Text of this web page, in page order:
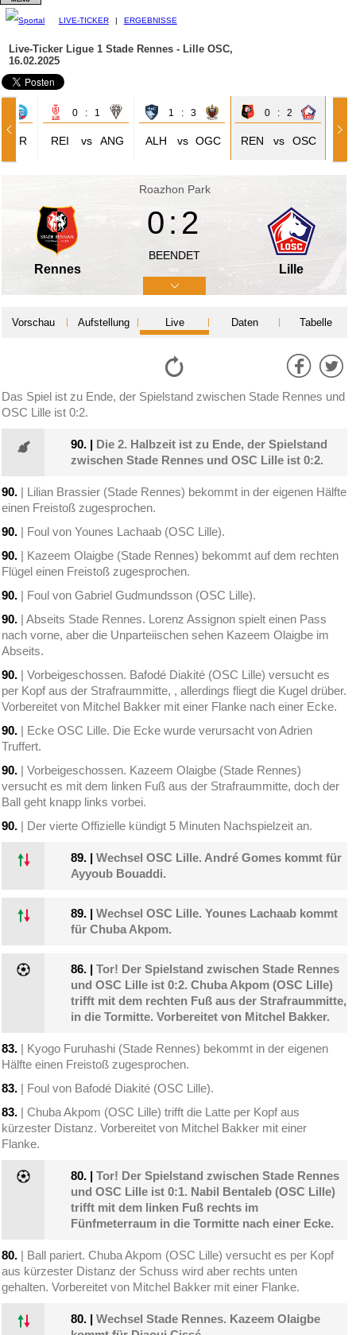
LIVE-TICKER | ERGEBNISSE
Live-Ticker Ligue 1 Stade Rennes - Lille OSC,
16.02.2025
STR
0 : 1
REI vs ANG
1 : 3
ALH vs OGC
0 : 2
REN vs OSC
Roazhon Park
Rennes
0:2
BEENDET
Lille
Vorschau Aufstellung Live Daten Tabelle
Das Spiel ist zu Ende, der Spielstand zwischen Stade Rennes und
OSC Lille ist 0:2.
90. | Die 2. Halbzeit ist zu Ende, der Spielstand
zwischen Stade Rennes und OSC Lille ist 0:2.
90. | Lilian Brassier (Stade Rennes) bekommt in der eigenen Hälfte
einen Freistoß zugesprochen.
90. | Foul von Younes Lachaab (OSC Lille).
90. | Kazeem Olaigbe (Stade Rennes) bekommt auf dem rechten
Flügel einen Freistoß zugesprochen.
90. | Foul von Gabriel Gudmundsson (OSC Lille).
90. | Abseits Stade Rennes. Lorenz Assignon spielt einen Pass
nach vorne, aber die Unparteiischen sehen Kazeem Olaigbe im
Abseits.
90. | Vorbeigeschossen. Bafodé Diakité (OSC Lille) versucht es
per Kopf aus der Strafraummitte, , allerdings fliegt die Kugel drüber.
Vorbereitet von Mitchel Bakker mit einer Flanke nach einer Ecke.
90. | Ecke OSC Lille. Die Ecke wurde verursacht von Adrien
Truffert.
90. | Vorbeigeschossen. Kazeem Olaigbe (Stade Rennes)
versucht es mit dem linken Fuß aus der Strafraummitte, doch der
Ball geht knapp links vorbei.
90. | Der vierte Offizielle kündigt 5 Minuten Nachspielzeit an.
89. |Wechsel OSC Lille. André Gomes kommt für
Ayyoub Bouaddi.
89. |Wechsel OSC Lille. Younes Lachaab kommt
für Chuba Akpom.
86. |Tor! Der Spielstand zwischen Stade Rennes
und OSC Lille ist 0:2. Chuba Akpom (OSC Lille)
trifft mit dem rechten Fuß aus der Strafraummitte,
in die Tormitte. Vorbereitet von Mitchel Bakker.
83. | Kyogo Furuhashi (Stade Rennes) bekommt in der eigenen
Hälfte einen Freistoß zugesprochen.
83. | Foul von Bafodé Diakité (OSC Lille).
83. | Chuba Akpom (OSC Lille) trifft die Latte per Kopf aus
kürzester Distanz. Vorbereitet von Mitchel Bakker mit einer
Flanke.
80. |Tor! Der Spielstand zwischen Stade Rennes
und OSC Lille ist 0:1. Nabil Bentaleb (OSC Lille)
trifft mit dem linken Fuß rechts im
Fünfmeterraum in die Tormitte nach einer Ecke.
80. | Ball pariert. Chuba Akpom (OSC Lille) versucht es per Kopf
aus kürzester Distanz der Schuss wird aber rechts unten
gehalten. Vorbereitet von Mitchel Bakker mit einer Flanke.
80. |Wechsel Stade Rennes. Kazeem Olaigbe